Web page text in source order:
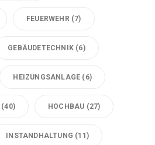
FEUERWEHR (7)
GEBÄUDETECHNIK (6)
HEIZUNGSANLAGE (6)
(40) HOCHBAU (27)
INSTANDHALTUNG (11)